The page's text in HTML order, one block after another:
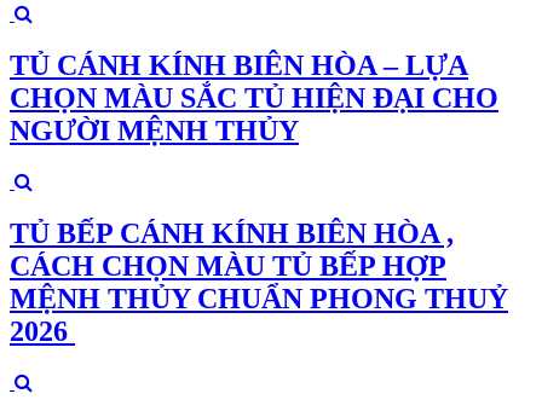
TỦ CÁNH KÍNH BIÊN HÒA – LỰA
CHỌN MÀU SẮC TỦ HIỆN ĐẠI CHO
NGƯỜI MỆNH THỦY
TỦ BẾP CÁNH KÍNH BIÊN HÒA ,
CÁCH CHỌN MÀU TỦ BẾP HỢP
MỆNH THỦY CHUẨN PHONG THUỶ
2026